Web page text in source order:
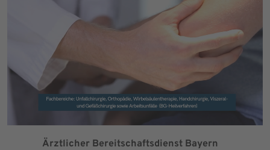
Ärztlicher Bereitschaftsdienst Bayern